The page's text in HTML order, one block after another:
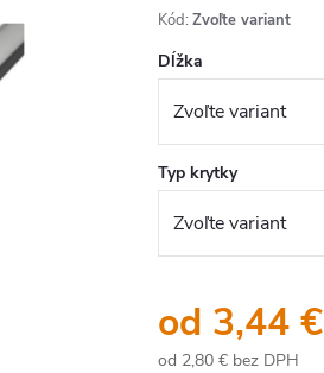
Kód: Zvoľte variant
Dĺžka
Typ krytky
od 3,44 €
od 2,80 € bez DPH